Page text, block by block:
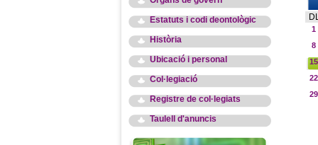
Estatuts i codi deontològic
Història
Ubicació i personal
Col·legiació
Registre de col·legiats
Taulell d'anuncis
1
8
15
22
29